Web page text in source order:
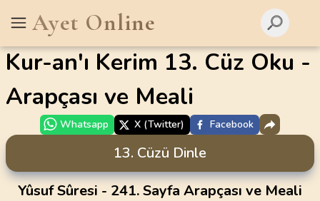
Ayet Online
Kur-an'ı Kerim 13. Cüz Oku -
Arapçası ve Meali
Whatsapp X (Twitter) Facebook
13. Cüzü Dinle
Yûsuf Sûresi - 241. Sayfa Arapçası ve Meali